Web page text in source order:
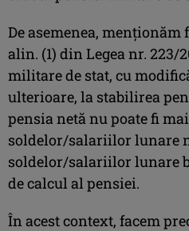
De asemenea,
alin. (1) din Legea nr.
militare de stat, cu
ulterioare, la stabilirea
pensia netă nu poate fi
soldelor/salariilor lunare
soldelor/salariilor lunare
de calcul al pensiei.
În acest context, facem